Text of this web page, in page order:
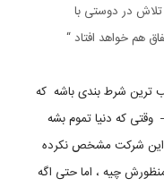
در دوستی با
هم خواهد افتاد “
ترین شرط بندی باشه که
وقتی که دنیا تموم بشه
این شرکت مشخص نکرده
چیه ، اما حتی اگه